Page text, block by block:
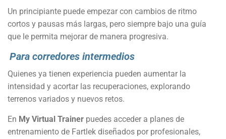
Un principiante puede empezar con cambios de ritmo
cortos y pausas más largas, pero siempre bajo una guía
que le permita mejorar de manera progresiva.
Para corredores intermedios
Quienes ya tienen experiencia pueden aumentar la
intensidad y acortar las recuperaciones, explorando
terrenos variados y nuevos retos.
En My Virtual Trainer puedes acceder a planes de
entrenamiento de Fartlek diseñados por profesionales,